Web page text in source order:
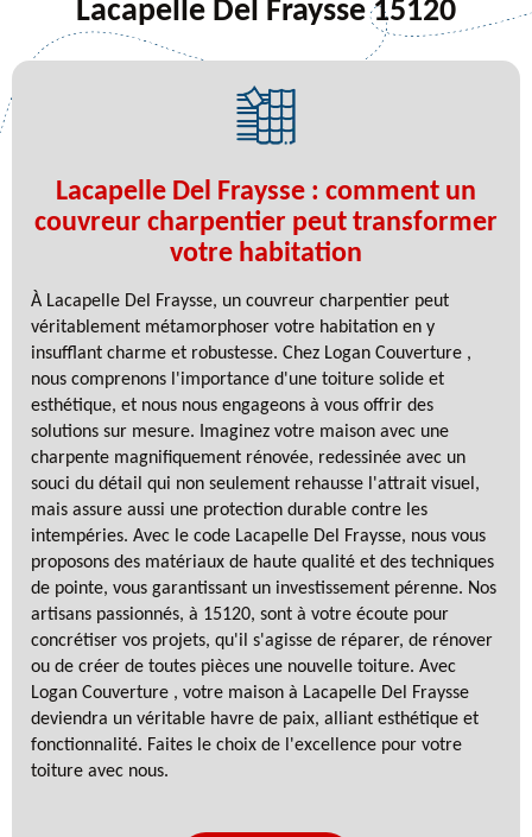
Lacapelle Del Fraysse 15120
Lacapelle Del Fraysse : comment un
couvreur charpentier peut transformer
votre habitation
À Lacapelle Del Fraysse, un couvreur charpentier peut
véritablement métamorphoser votre habitation en y
insufflant charme et robustesse. Chez Logan Couverture ,
nous comprenons l'importance d'une toiture solide et
esthétique, et nous nous engageons à vous offrir des
solutions sur mesure. Imaginez votre maison avec une
charpente magnifiquement rénovée, redessinée avec un
souci du détail qui non seulement rehausse l'attrait visuel,
mais assure aussi une protection durable contre les
intempéries. Avec le code Lacapelle Del Fraysse, nous vous
proposons des matériaux de haute qualité et des techniques
de pointe, vous garantissant un investissement pérenne. Nos
artisans passionnés, à 15120, sont à votre écoute pour
concrétiser vos projets, qu'il s'agisse de réparer, de rénover
ou de créer de toutes pièces une nouvelle toiture. Avec
Logan Couverture , votre maison à Lacapelle Del Fraysse
deviendra un véritable havre de paix, alliant esthétique et
fonctionnalité. Faites le choix de l'excellence pour votre
toiture avec nous.